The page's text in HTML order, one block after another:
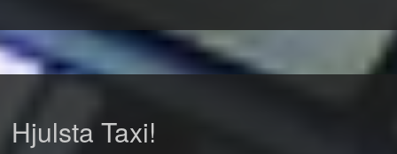
Hjulsta Taxi!